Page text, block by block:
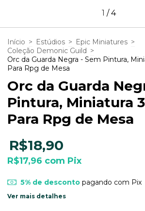
1 /4
Início > Estúdios > Epic Miniatures >
Coleção Demonic Guild >
Orc da Guarda Negra - Sem Pintura,
Para Rpg de Mesa
Orc da Guarda
Pintura, Miniatura
Para Rpg de Mesa
R$18,90
R$17,96 com Pix
5% de descontopagando com Pix
Ver mais detalhes